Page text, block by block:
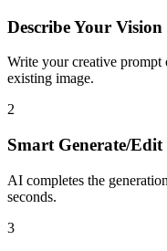
Describe Your Vision
Write your creative prompt
existing image.
2
Smart Generate/Edit
AI completes the
seconds.
3